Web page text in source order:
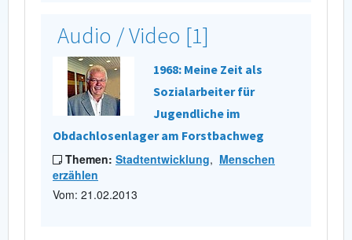
Audio / Video [1]
1968: Meine Zeit als
Sozialarbeiter für
Jugendliche im
Obdachlosenlager am Forstbachweg
Themen: Stadtentwicklung, Menschen
erzählen
Vom: 21.02.2013